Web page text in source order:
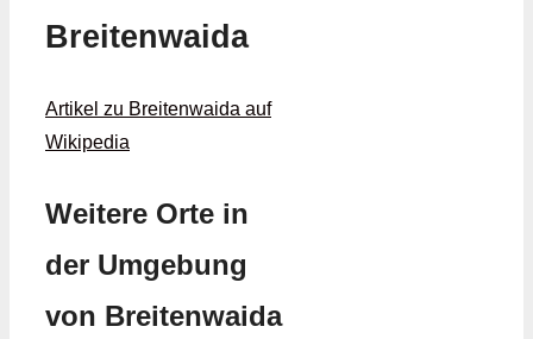
Breitenwaida
Artikel zu Breitenwaida auf
Wikipedia
Weitere Orte in
der Umgebung
von Breitenwaida